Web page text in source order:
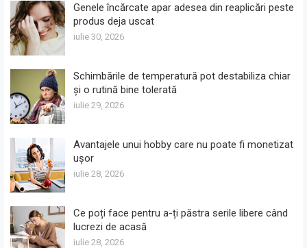
Genele încărcate apar adesea din reaplicări peste
produs deja uscat
iulie 30, 2026
Schimbările de temperatură pot destabiliza chiar
și o rutină bine tolerată
iulie 29, 2026
Avantajele unui hobby care nu poate fi monetizat
ușor
iulie 28, 2026
Ce poți face pentru a-ți păstra serile libere când
lucrezi de acasă
iulie 28, 2026